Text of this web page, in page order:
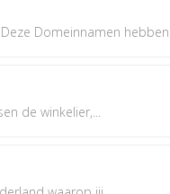
Domeinnamen hebben...
de winkelier,...